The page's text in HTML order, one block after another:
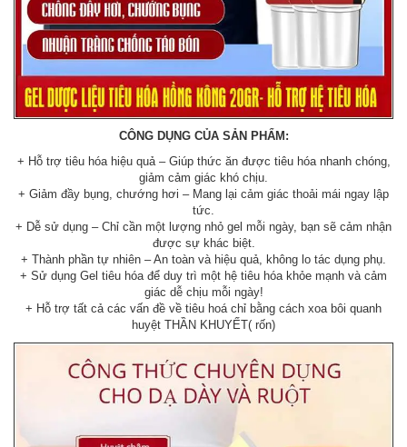
CÔNG DỤNG CỦA SẢN PHẨM:
+ Hỗ trợ tiêu hóa hiệu quả – Giúp thức ăn được tiêu hóa nhanh chóng,
giảm cảm giác khó chịu.
+ Giảm đầy bụng, chướng hơi – Mang lại cảm giác thoải mái ngay lập
tức.
+ Dễ sử dụng – Chỉ cần một lượng nhỏ gel mỗi ngày, bạn sẽ cảm nhận
được sự khác biệt.
+ Thành phần tự nhiên – An toàn và hiệu quả, không lo tác dụng phụ.
+ Sử dụng Gel tiêu hóa để duy trì một hệ tiêu hóa khỏe mạnh và cảm
giác dễ chịu mỗi ngày!
+ Hỗ trợ tất cả các vấn đề về tiêu hoá chỉ bằng cách xoa bôi quanh
huyệt THẦN KHUYẾT( rốn)